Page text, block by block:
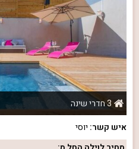
3 חדרי שינה
איש קשר: יוסי